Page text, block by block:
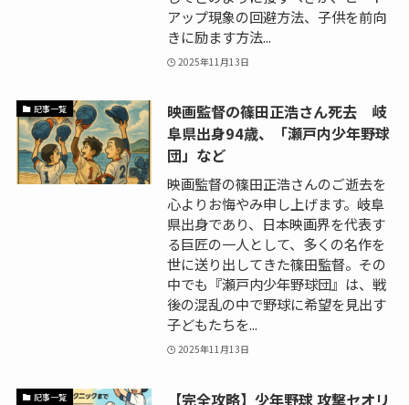
アップ現象の回避方法、子供を前向
きに励ます方法...
2025年11月13日
記事一覧
映画監督の篠田正浩さん死去 岐
阜県出身94歳、「瀬戸内少年野球
団」など
映画監督の篠田正浩さんのご逝去を
心よりお悔やみ申し上げます。岐阜
県出身であり、日本映画界を代表す
る巨匠の一人として、多くの名作を
世に送り出してきた篠田監督。その
中でも『瀬戸内少年野球団』は、戦
後の混乱の中で野球に希望を見出す
子どもたちを...
2025年11月13日
記事一覧
【完全攻略】少年野球 攻撃セオリ